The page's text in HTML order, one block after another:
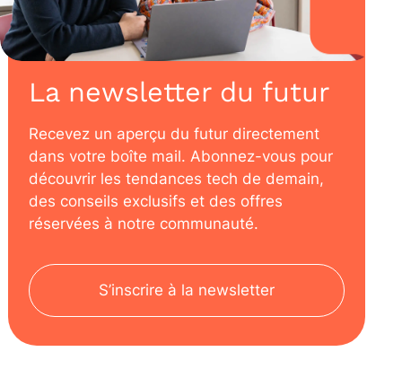
La newsletter du futur
Recevez un aperçu du futur directement
dans votre boîte mail. Abonnez-vous pour
découvrir les tendances tech de demain,
des conseils exclusifs et des offres
réservées à notre communauté.
S’inscrire à la newsletter